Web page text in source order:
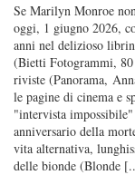
Se Marilyn Monroe
oggi, 1 giugno 2026,
anni nel delizioso
(Bietti Fotogrammi,
riviste (Panorama,
le pagine di cinema e
"intervista
anniversario della
vita alternativa,
delle bionde (Blonde